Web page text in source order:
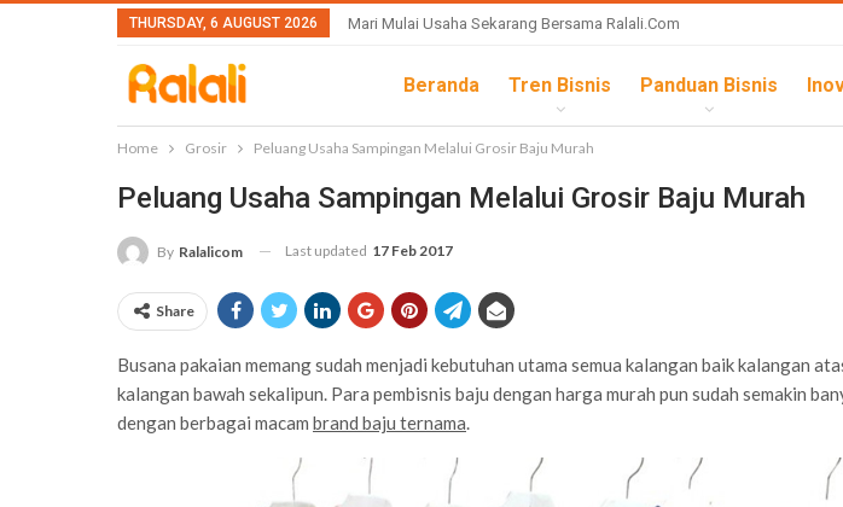
THURSDAY, 6 AUGUST 2026 Mari Mulai Usaha Sekarang Bersama Ralali.com
Beranda Tren Bisnis Panduan Bisnis
Home Grosir Peluang Usaha Sampingan Melalui Grosir Baju Murah
Peluang Usaha Sampingan Melalui Grosir Baju Murah
By Ralalicom Last updated 17 Feb 2017
Share
Busana pakaian memang sudah menjadi kebutuhan utama semua kalangan baik kalangan
kalangan bawah sekalipun. Para pembisnis baju dengan harga murah pun sudah semakin
dengan berbagai macam brand baju ternama.